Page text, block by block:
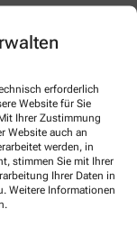
erforderlich
Website für Sie
Ihrer Zustimmung
Website auch an
werden, in
stimmen Sie mit Ihrer
Ihrer Daten in
Weitere Informationen
schauen Sie